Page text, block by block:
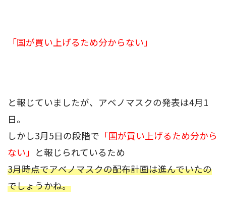
「国が買い上げるため分からない」
と報じていましたが、アベノマスクの発表は4月1
日。
しかし3月5日の段階で 「国が買い上げるため分から
ない」 と報じられているため
3月時点でアベノマスクの配布計画は進んでいたの
でしょうかね。